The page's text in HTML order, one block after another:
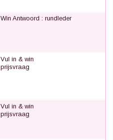
Win Antwoord : rundleder
Vul in & win
prijsvraag
Vul in & win
prijsvraag